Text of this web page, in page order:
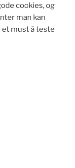
cookies, og
man kan
must å teste